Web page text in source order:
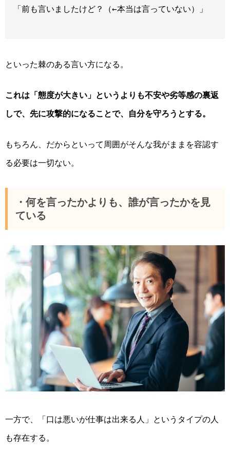
「前も言いましたけど？（←本当は言っていない）」
といった棘のある言い方になる。
これは「態度が大きい」というより も不安や劣等感の裏返
しで、 先に攻撃的になることで、自分を守ろうとする。
もちろん、だからといって周囲がそんな我がままを容認す
る必要は一切ない。
・何を言ったかよりも、誰が言ったかを見
ている
一方で、「口は悪いが仕事は出来る人」というタイプの人
も存在する。